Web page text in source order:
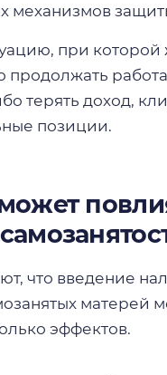
механизмов
при
терять доход,
позиции.
что введение
матерей
эффектов.